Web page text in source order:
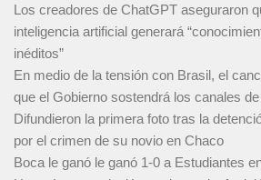
Los creadores de ChatGPT aseguraron
inteligencia artificial generará
inéditos”
En medio de la tensión con Brasil, el
que el Gobierno sostendrá los canales
Difundieron la primera foto tras la
por el crimen de su novio en Chaco
Boca le ganó le ganó 1-0 a Estudiantes